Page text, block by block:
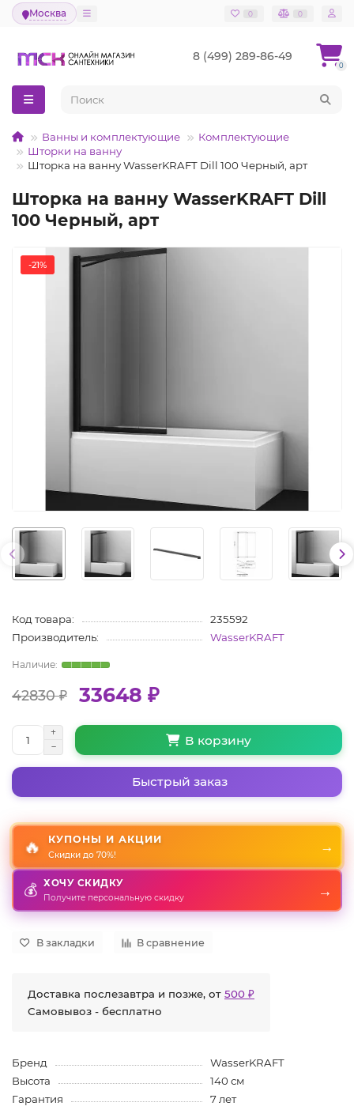
Москва 0 0
8 (499) 289-86-49
0
Ванны и комплектующие
Комплектующие
Шторки на ванну
Шторка на ванну WasserKRAFT Dill 100 Черный, арт
Шторка на ванну WasserKRAFT Dill
100 Черный, арт
-21%
Код товара:
235592
Производитель:
WasserKRAFT
42830 ₽ 33648 ₽
В корзину
Быстрый заказ
🔥 КУПОНЫ И АКЦИИ
Скидки до 70%!
→
💰 ХОЧУ СКИДКУ
Получите персональную скидку →
В закладки В сравнение
Доставка послезавтра и позже, от 500 ₽
Самовывоз - бесплатно
Бренд
WasserKRAFT
Высота
140 см
Гарантия
7 лет